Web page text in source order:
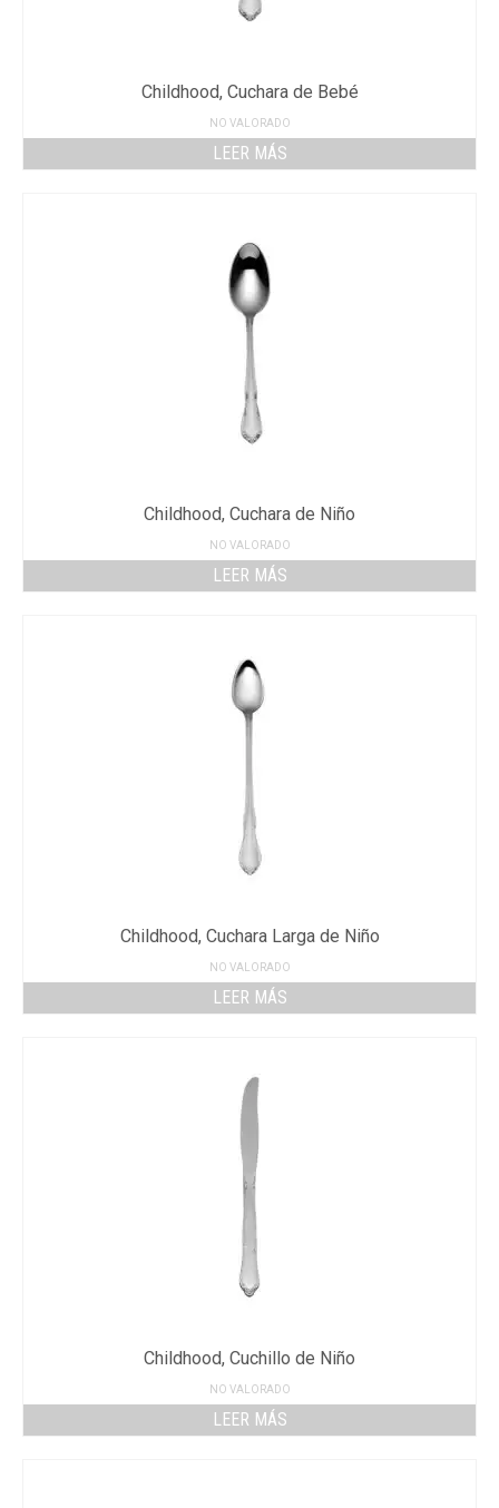
Childhood, Cuchara de Bebé
NO VALORADO
LEER MÁS
Childhood, Cuchara de Niño
NO VALORADO
LEER MÁS
Childhood, Cuchara Larga de Niño
NO VALORADO
LEER MÁS
Childhood, Cuchillo de Niño
NO VALORADO
LEER MÁS